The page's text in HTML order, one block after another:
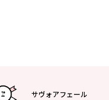
サヴォアフェール